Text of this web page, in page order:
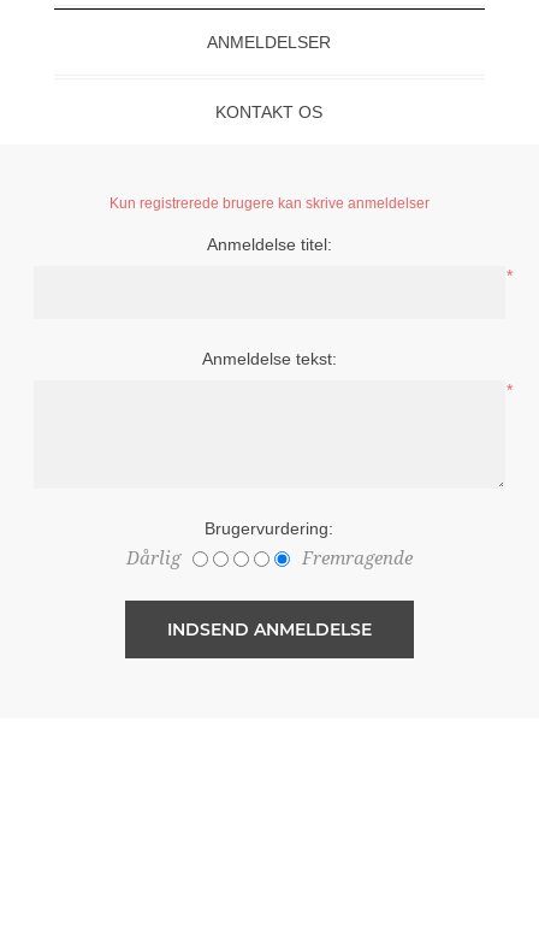
ANMELDELSER
KONTAKT OS
Kun registrerede brugere kan skrive anmeldelser
Anmeldelse titel:
*
Anmeldelse tekst:
*
Brugervurdering:
Dårlig Fremragende